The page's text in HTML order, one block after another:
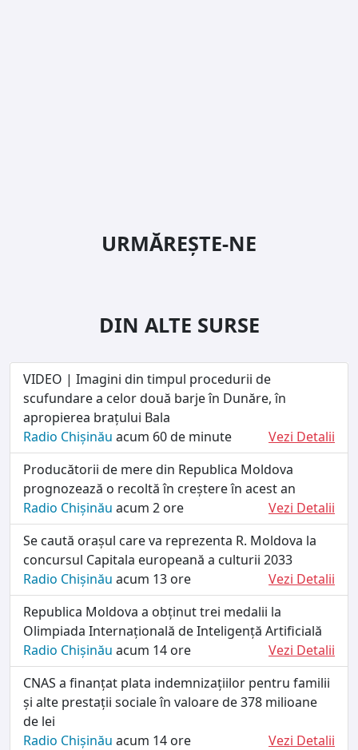
URMĂREȘTE-NE
DIN ALTE SURSE
VIDEO | Imagini din timpul procedurii de
scufundare a celor două barje în Dunăre, în
apropierea brațului Bala
Radio Chișinău acum 60 de minute
Vezi Detalii
Producătorii de mere din Republica Moldova
prognozează o recoltă în creștere în acest an
Radio Chișinău acum 2 ore
Vezi Detalii
Se caută orașul care va reprezenta R. Moldova la
concursul Capitala europeană a culturii 2033
Radio Chișinău acum 13 ore
Vezi Detalii
Republica Moldova a obținut trei medalii la
Olimpiada Internațională de Inteligență Artificială
Radio Chișinău acum 14 ore
Vezi Detalii
CNAS a finanțat plata indemnizațiilor pentru familii
și alte prestații sociale în valoare de 378 milioane
de lei
Radio Chișinău acum 14 ore
Vezi Detalii